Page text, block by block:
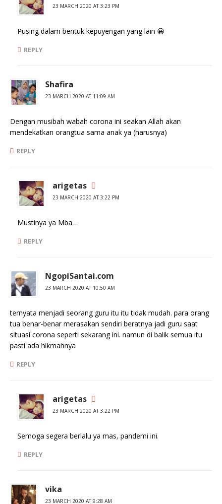
23 MARCH 2020 AT 3:23 PM
Pusing dalam bentuk kepuyengan yang lain 😀
REPLY
Shafira
23 MARCH 2020 AT 11:09 AM
Dengan musibah wabah corona ini seakan Allah akan
mendekatkan orangtua sama anak ya (harusnya)
REPLY
arigetas
23 MARCH 2020 AT 3:22 PM
Mustinya ya Mba…
REPLY
NgopiSantai.com
23 MARCH 2020 AT 10:50 AM
ternyata menjadi seorang guru itu itu tidak mudah. para orang
tua benar-benar merasakan sendiri beratnya jadi guru saat
situasi corona seperti sekarang ini. namun di balik semua itu
pasti ada hikmahnya
REPLY
arigetas
23 MARCH 2020 AT 3:22 PM
Semoga segera berlalu ya mas, pandemi ini.
REPLY
vika
23 MARCH 2020 AT 9:28 AM